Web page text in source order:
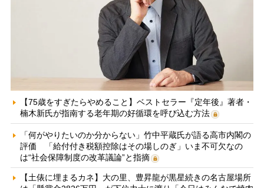
【75歳をすぎたらやめること】ベストセラー『定年後』著者・
楠木新氏が指南する老年期の好循環を呼び込む方法
「何がやりたいのか分からない」竹中平蔵氏が語る高市内閣の
評価 「給付付き税額控除はその場しのぎ」いま不可欠なの
は“社会保障制度の改革議論”と指摘
【土俵に埋まるカネ】大の里、豊昇龍が黒星続きの名古屋場所